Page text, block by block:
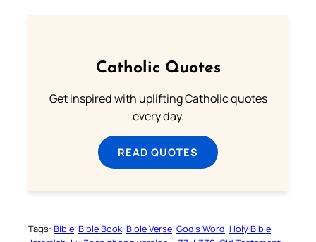
Catholic Quotes
Get inspired with uplifting Catholic quotes
every day.
READ QUOTES
Tags: Bible Bible Book Bible Verse God’s Word Holy Bible